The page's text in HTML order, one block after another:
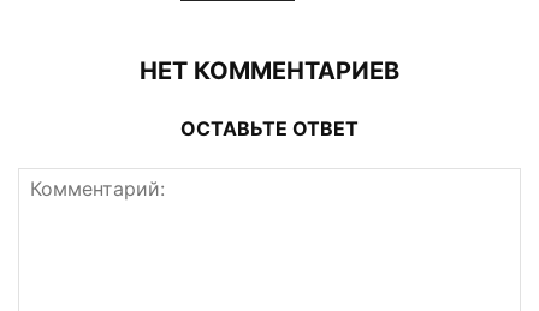
НЕТ КОММЕНТАРИЕВ
ОСТАВЬТЕ ОТВЕТ